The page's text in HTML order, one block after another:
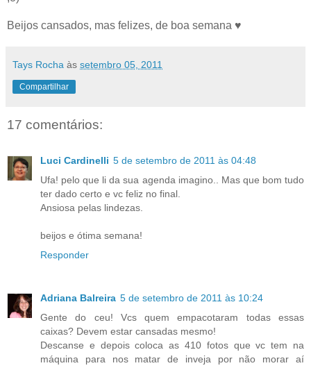
Beijos cansados, mas felizes, de boa semana ♥
Tays Rocha às setembro 05, 2011
Compartilhar
17 comentários:
Luci Cardinelli 5 de setembro de 2011 às 04:48
Ufa! pelo que li da sua agenda imagino.. Mas que bom tudo
ter dado certo e vc feliz no final.
Ansiosa pelas lindezas.
beijos e ótima semana!
Responder
Adriana Balreira 5 de setembro de 2011 às 10:24
Gente do ceu! Vcs quem empacotaram todas essas
caixas? Devem estar cansadas mesmo!
Descanse e depois coloca as 410 fotos que vc tem na
máquina para nos matar de inveja por não morar aí